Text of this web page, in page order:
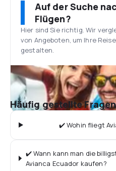
Auf der Suche
Flügen?
Hier sind Sie richtig. Wir
von Angeboten, um Ihre
gestalten.
Häufig gestellte
✔️ Wohin fliegt
✔️ Wann kann man die
Avianca Ecuador kaufen?